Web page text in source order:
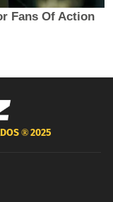
®2025